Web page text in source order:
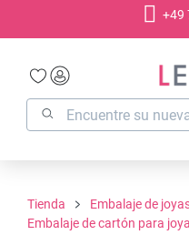
+49
Tienda
Embalaje de
Embalaje de cartón para